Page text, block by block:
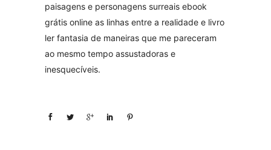
paisagens e personagens surreais ebook
grátis online as linhas entre a realidade e livro
ler fantasia de maneiras que me pareceram
ao mesmo tempo assustadoras e
inesquecíveis.